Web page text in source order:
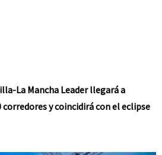
La Mancha Leader llegará a
corredores y coincidirá con el eclipse